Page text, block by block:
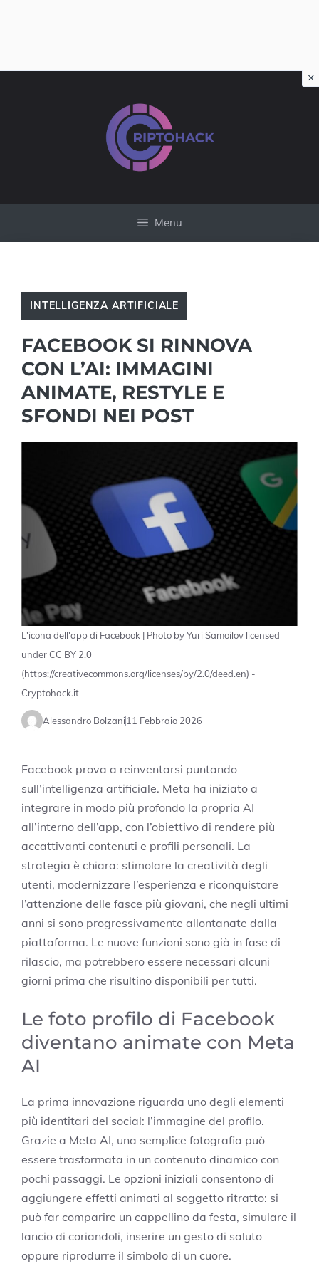
Menu
INTELLIGENZA ARTIFICIALE
FACEBOOK SI RINNOVA
CON L’AI: IMMAGINI
ANIMATE, RESTYLE E
SFONDI NEI POST
L'icona dell'app di Facebook | Photo by Yuri Samoilov licensed
under CC BY 2.0
(https://creativecommons.org/licenses/by/2.0/deed.en) -
Cryptohack.it
Alessandro Bolzani11 Febbraio 2026
Facebook prova a reinventarsi puntando
sull’intelligenza artificiale. Meta ha iniziato a
integrare in modo più profondo la propria AI
all’interno dell’app, con l’obiettivo di rendere più
accattivanti contenuti e profili personali. La
strategia è chiara: stimolare la creatività degli
utenti, modernizzare l’esperienza e riconquistare
l’attenzione delle fasce più giovani, che negli ultimi
anni si sono progressivamente allontanate dalla
piattaforma. Le nuove funzioni sono già in fase di
rilascio, ma potrebbero essere necessari alcuni
giorni prima che risultino disponibili per tutti.
Le foto profilo di Facebook
diventano animate con Meta
AI
La prima innovazione riguarda uno degli elementi
più identitari del social: l’immagine del profilo.
Grazie a Meta AI, una semplice fotografia può
essere trasformata in un contenuto dinamico con
pochi passaggi. Le opzioni iniziali consentono di
aggiungere effetti animati al soggetto ritratto: si
può far comparire un cappellino da festa, simulare il
lancio di coriandoli, inserire un gesto di saluto
oppure riprodurre il simbolo di un cuore.
×